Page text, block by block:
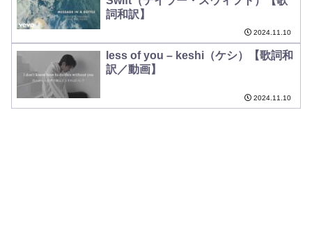
詞和訳】
2024.11.10
less of you – keshi（ケシ）【歌詞和
訳／動画】
2024.11.10